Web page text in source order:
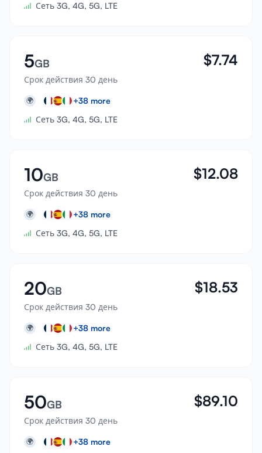
Сеть 3G, 4G, 5G, LTE
5GB
Срок действия 30 день
$7.74
🌍 +38 more
Сеть 3G, 4G, 5G, LTE
10GB
Срок действия 30 день
$12.08
🌍 +38 more
Сеть 3G, 4G, 5G, LTE
20GB
Срок действия 30 день
$18.53
🌍 +38 more
Сеть 3G, 4G, 5G, LTE
50GB
Срок действия 30 день
$89.10
🌍 +38 more